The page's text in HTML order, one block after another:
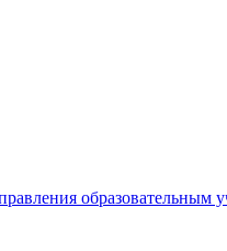
образовательным